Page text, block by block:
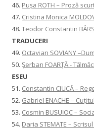
46. Pușa ROTH – Proză
47. Cristina Monica
48. Teodor Constantin
TRADUCERI
49. Octavian SOVIANY
50. Șerban FOARȚĂ -
ESEU
51. Constantin CIUCĂ –
52. Gabriel ENACHE –
53. Cosmin BUSUIOC –
54. Daria STEMATE –